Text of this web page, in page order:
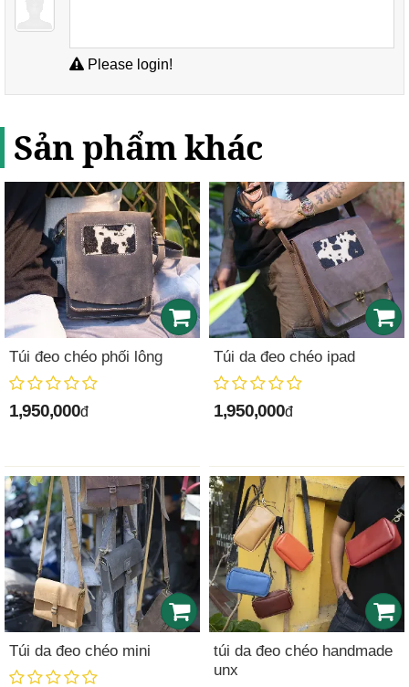
Please login!
Sản phẩm khác
Túi đeo chéo phối lông
1,950,000đ
Túi da đeo chéo ipad
1,950,000đ
Túi da đeo chéo mini
túi da đeo chéo handmade
unx